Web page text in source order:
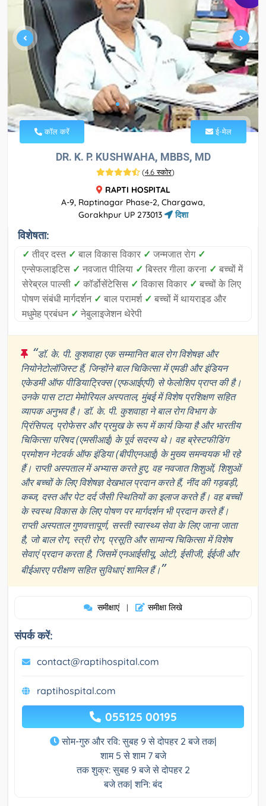
कॉल करें ई-मेल
DR. K. P. KUSHWAHA, MBBS, MD
(4.6 स्कोर)
RAPTI HOSPITAL
A-9, Raptinagar Phase-2, Chargawa,
Gorakhpur UP 273013
दिशा
विशेषता:
✓ तीव्र दस्त ✓ बाल विकास विकार ✓ जन्मजात रोग ✓
एन्सेफलाइटिस ✓ नवजात पीलिया ✓ बिस्तर गीला करना ✓ बच्चों में
सेरेब्रल पाल्सी ✓ कॉर्डोसेंटेसिस ✓ विकास विकार ✓ बच्चों के लिए
पोषण संबंधी मार्गदर्शन ✓ बाल परामर्श ✓ बच्चों में थायराइड और
मधुमेह प्रबंधन ✓ नेबुलाइजेशन थेरेपी
“डॉ. के. पी. कुशवाहा एक सम्मानित बाल रोग विशेषज्ञ और
नियोनेटोलॉजिस्ट हैं, जिन्होंने बाल चिकित्सा में एमडी और इंडियन
एकेडमी ऑफ पीडियाट्रिक्स (एफआईएपी) से फेलोशिप प्राप्त की है।
उनके पास टाटा मेमोरियल अस्पताल, मुंबई में विशेष प्रशिक्षण सहित
व्यापक अनुभव है। डॉ. के. पी. कुशवाहा ने बाल रोग विभाग के
प्रिंसिपल, प्रोफेसर और प्रमुख के रूप में कार्य किया है और भारतीय
चिकित्सा परिषद (एमसीआई) के पूर्व सदस्य थे। वह ब्रेस्टफीडिंग
प्रमोशन नेटवर्क ऑफ इंडिया (बीपीएनआई) के मुख्य समन्वयक भी रहे
हैं। राप्ती अस्पताल में अभ्यास करते हुए, वह नवजात शिशुओं, शिशुओं
और बच्चों के लिए विशेषज्ञ देखभाल प्रदान करते हैं, नींद की गड़बड़ी,
कब्ज, दस्त और पेट दर्द जैसी स्थितियों का इलाज करते हैं। वह बच्चों
के स्वस्थ विकास के लिए पोषण पर मार्गदर्शन भी प्रदान करते हैं।
राप्ती अस्पताल गुणवत्तापूर्ण, सस्ती स्वास्थ्य सेवा के लिए जाना जाता
है, जो बाल रोग, स्त्री रोग, प्रसूति और सामान्य चिकित्सा में विशेष
सेवाएं प्रदान करता है, जिसमें एनआईसीयू, ओटी, ईसीजी, ईईजी और
बीईआरए परीक्षण सहित सुविधाएं शामिल हैं।”
समीक्षाएं | समीक्षा लिखे
संपर्क करें:
contact@raptihospital.com
raptihospital.com
055125 00195
सोम-गुरु और रवि: सुबह 9 से दोपहर 2 बजे तक|
शाम 5 से शाम 7 बजे
तक शुक्र: सुबह 9 बजे से दोपहर 2
बजे तक| शनि: बंद